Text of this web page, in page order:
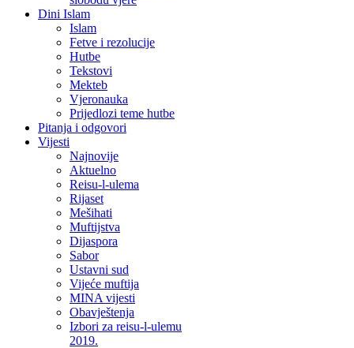
Dini Islam
Islam
Fetve i rezolucije
Hutbe
Tekstovi
Mekteb
Vjeronauka
Prijedlozi teme hutbe
Pitanja i odgovori
Vijesti
Najnovije
Aktuelno
Reisu-l-ulema
Rijaset
Mešihati
Muftijstva
Dijaspora
Sabor
Ustavni sud
Vijeće muftija
MINA vijesti
Obavještenja
Izbori za reisu-l-ulemu
2019.